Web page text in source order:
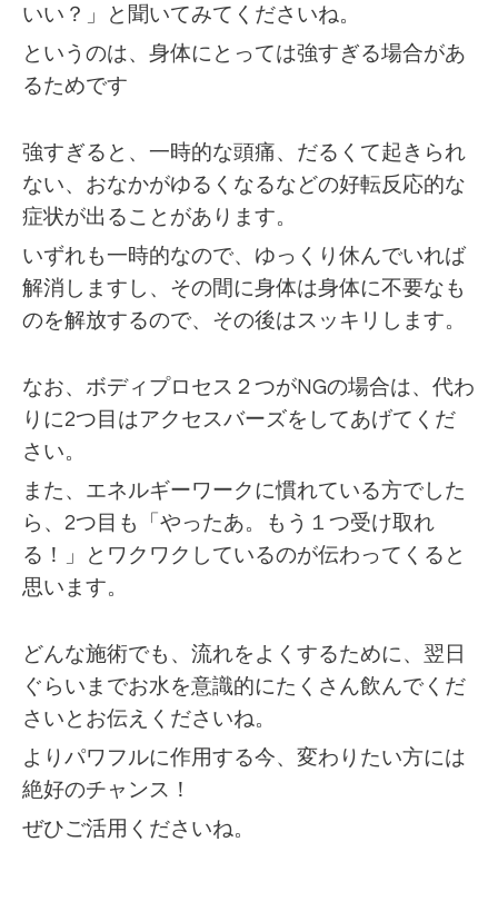
いい？」と聞いてみてくださいね。
というのは、身体にとっては強すぎる場合があ
るためです
強すぎると、一時的な頭痛、だるくて起きられ
ない、おなかがゆるくなるなどの好転反応的な
症状が出ることがあります。
いずれも一時的なので、ゆっくり休んでいれば
解消しますし、その間に身体は身体に不要なも
のを解放するので、その後はスッキリします。
なお、ボディプロセス２つがNGの場合は、代わ
りに2つ目はアクセスバーズをしてあげてくだ
さい。
また、エネルギーワークに慣れている方でした
ら、2つ目も「やったあ。もう１つ受け取れ
る！」とワクワクしているのが伝わってくると
思います。
どんな施術でも、流れをよくするために、翌日
ぐらいまでお水を意識的にたくさん飲んでくだ
さいとお伝えくださいね。
よりパワフルに作用する今、変わりたい方には
絶好のチャンス！
ぜひご活用くださいね。